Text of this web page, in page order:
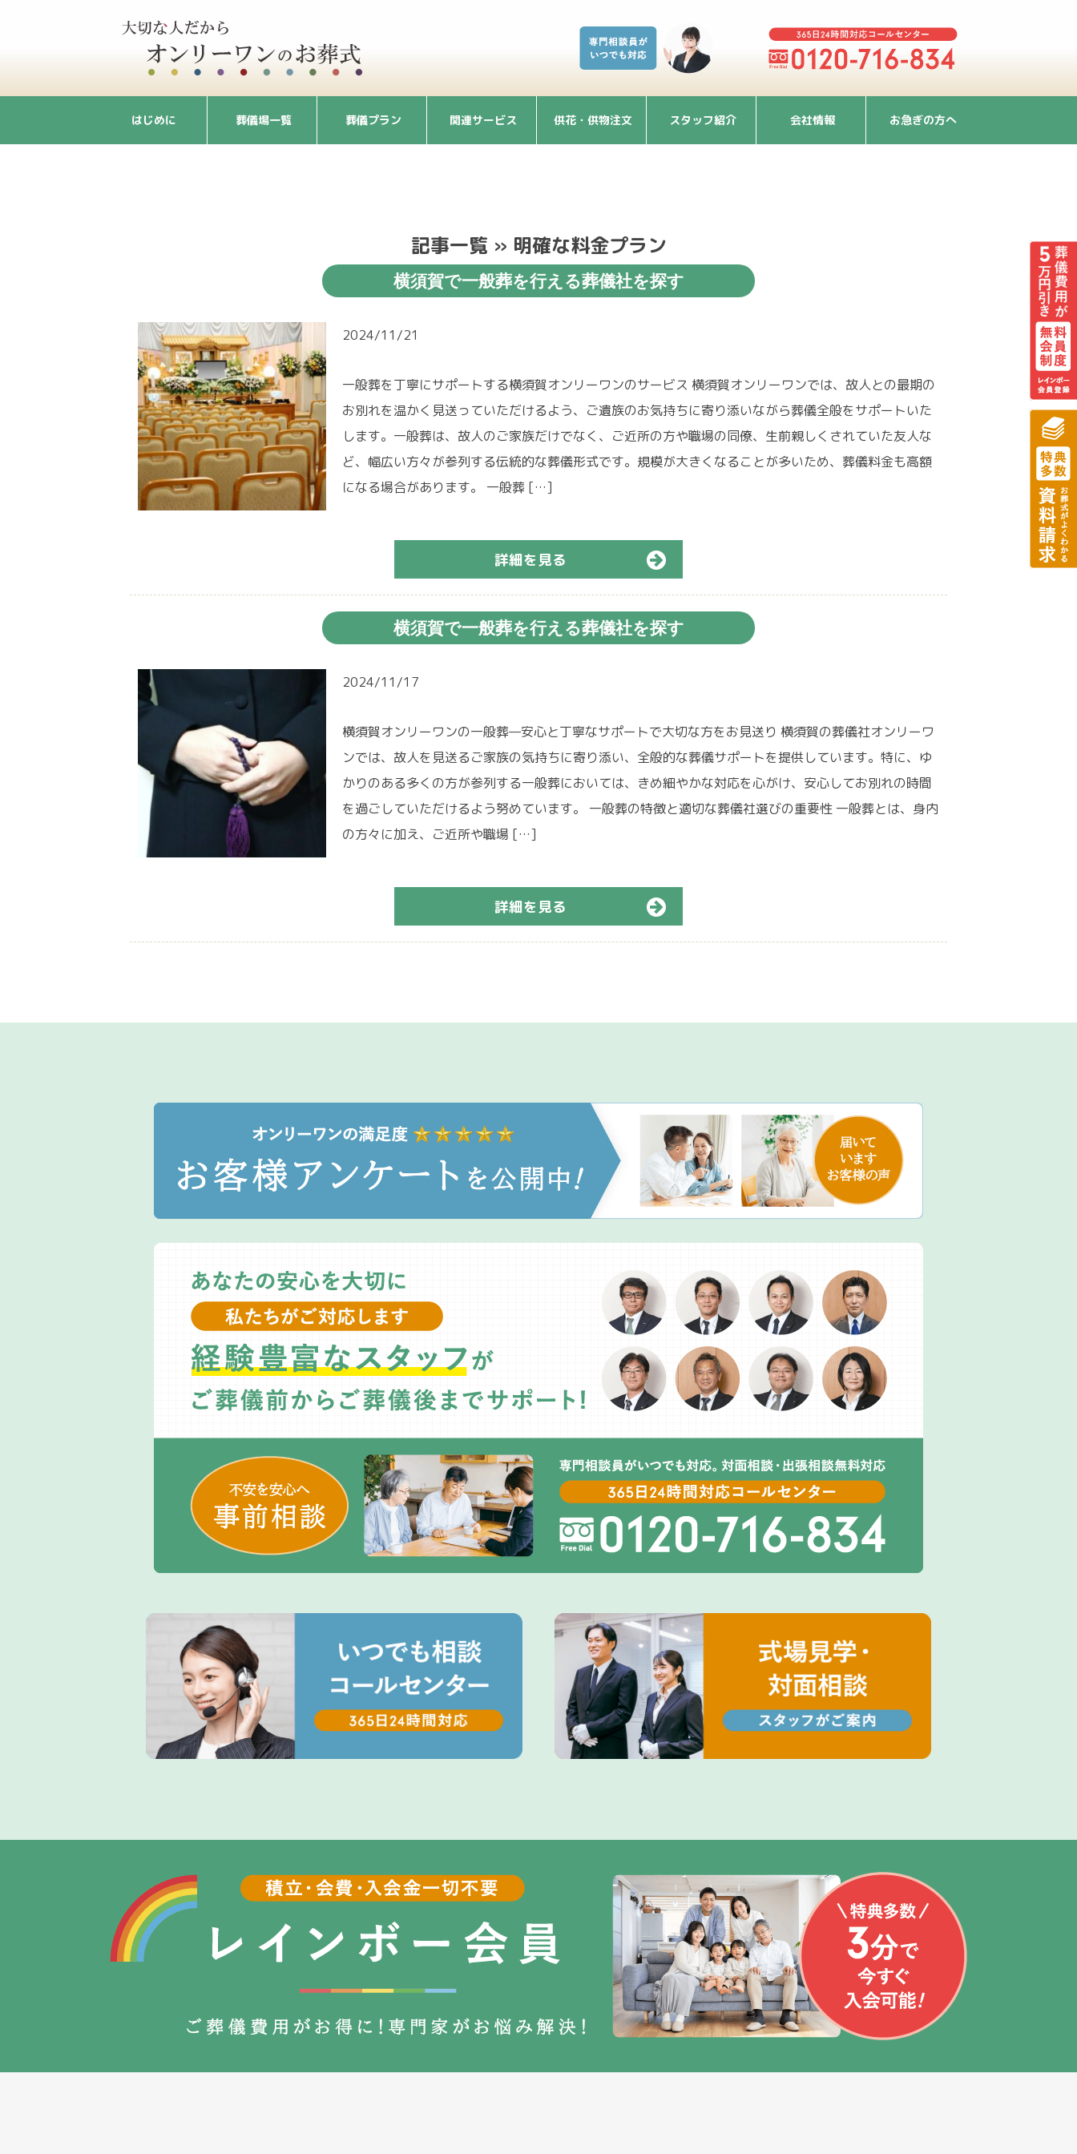
はじめに 葬儀場一覧 葬儀プラン 関連サービス 供花・供物注文 スタッフ紹介 会社情報 お急ぎの方へ
記事一覧 » 明確な料金プラン
横須賀で一般葬を行える葬儀社を探す
2024/11/21
一般葬を丁寧にサポートする横須賀オンリーワンのサービス 横須賀オンリーワンでは、故人との最期の
お別れを温かく見送っていただけるよう、ご遺族のお気持ちに寄り添いながら葬儀全般をサポートいた
します。一般葬は、故人のご家族だけでなく、ご近所の方や職場の同僚、生前親しくされていた友人な
ど、幅広い方々が参列する伝統的な葬儀形式です。規模が大きくなることが多いため、葬儀料金も高額
になる場合があります。 一般葬 […]
詳細を見る
横須賀で一般葬を行える葬儀社を探す
2024/11/17
横須賀オンリーワンの一般葬—安心と丁寧なサポートで大切な方をお見送り 横須賀の葬儀社オンリーワ
ンでは、故人を見送るご家族の気持ちに寄り添い、全般的な葬儀サポートを提供しています。特に、ゆ
かりのある多くの方が参列する一般葬においては、きめ細やかな対応を心がけ、安心してお別れの時間
を過ごしていただけるよう努めています。 一般葬の特徴と適切な葬儀社選びの重要性 一般葬とは、身内
の方々に加え、ご近所や職場 […]
詳細を見る